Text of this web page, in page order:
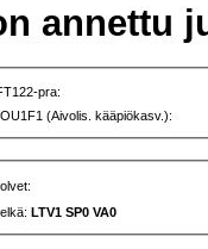
annettu
pra:
(Aivolis. kääpiökasv.):
LTV1 SP0 VA0